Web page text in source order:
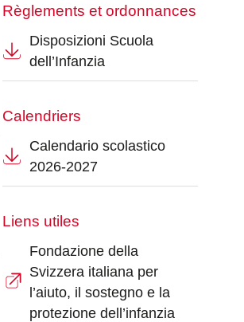
Règlements et ordonnances
Disposizioni Scuola
dell’Infanzia
Calendriers
Calendario scolastico
2026-2027
Liens utiles
Fondazione della
Svizzera italiana per
l’aiuto, il sostegno e la
protezione dell’infanzia